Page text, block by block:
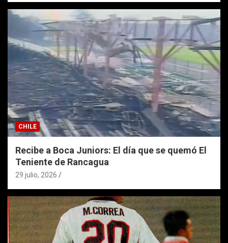
CHILE
Recibe a Boca Juniors: El día que se quemó El
Teniente de Rancagua
29 julio, 2026